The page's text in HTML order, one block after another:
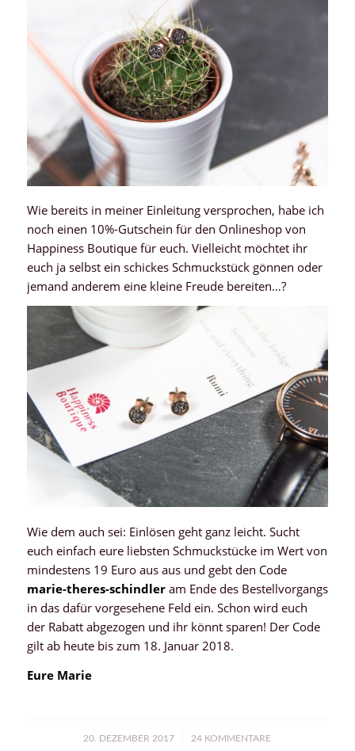
Wie bereits in meiner Einleitung versprochen, habe ich
noch einen 10%-Gutschein für den Onlineshop von
Happiness Boutique für euch. Vielleicht möchtet ihr
euch ja selbst ein schickes Schmuckstück gönnen oder
jemand anderem eine kleine Freude bereiten…?
Wie dem auch sei: Einlösen geht ganz leicht. Sucht
euch einfach eure liebsten Schmuckstücke im Wert von
mindestens 19 Euro aus aus und gebt den Code
marie-theres-schindleram Ende des Bestellvorgangs
in das dafür vorgesehene Feld ein. Schon wird euch
der Rabatt abgezogen und ihr könnt sparen! Der Code
gilt ab heute bis zum 18. Januar 2018.
Eure Marie
20. DEZEMBER 2017
/ 24 KOMMENTARE